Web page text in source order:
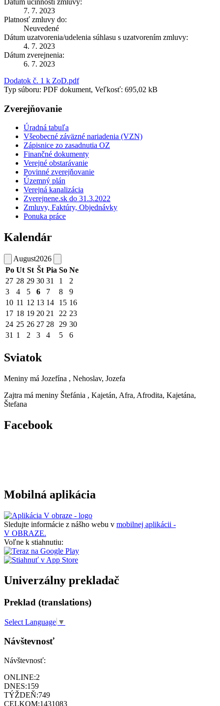
7. 7. 2023
Platnosť zmluvy do:
Neuvedené
Dátum uzatvorenia/udelenia súhlasu s uzatvorením zmluvy:
4. 7. 2023
Dátum zverejnenia:
6. 7. 2023
Dodatok č. 1 k ZoD.pdf
Typ súboru: PDF dokument, Veľkosť: 695,02 kB
Zverejňovanie
Úradná tabuľa
Všeobecné záväzné nariadenia (VZN)
Zápisnice zo zasadnutia OZ
Finančné dokumenty
Verejné obstarávanie
Povinné zverejňovanie
Územný plán
Verejná kanalizácia
Zverejnene.sk do 31.3.2022
Zmluvy, Faktúry, Objednávky
Ponuka práce
Kalendár
August2026
Po Ut St Št Pia So Ne
27 28 29 30 31 1
2
3
4 5 6 7 8
9
10 11 12 13 14 15 16
17 18 19 20 21 22 23
24 25 26 27 28 29 30
31 1 2 3 4 5 6
Sviatok
Meniny má Jozefína , Nehoslav, Jozefa
Zajtra má meniny Štefánia , Kajetán, Afra, Afrodita, Kajetána,
Štefana
Facebook
Mobilná aplikácia
Sledujte informácie z nášho webu v mobilnej aplikácii -
V OBRAZE.
Voľne k stiahnutiu:
Univerzálny prekladač
Preklad (translations)
Select Language ▼
Návštevnosť
Návštevnosť:
ONLINE:2
DNES:159
TÝŽDEŇ:749
CELKOM:1431083